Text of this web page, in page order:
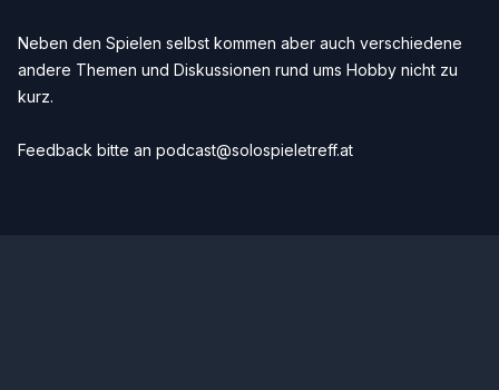
Neben den Spielen selbst kommen aber auch verschiedene
andere Themen und Diskussionen rund ums Hobby nicht zu
kurz.
Feedback bitte an podcast@solospieletreff.at